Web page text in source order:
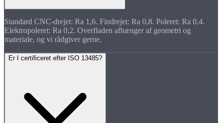
Standard CNC-drejet: Ra 1,6. Findrejet: Ra 0,8. Poleret: Ra 0,4.
Elektropoleret: Ra 0,2. Overfladen afhænger af geometri og
materiale, og vi rådgiver gerne.
Er I certificeret efter ISO 13485?